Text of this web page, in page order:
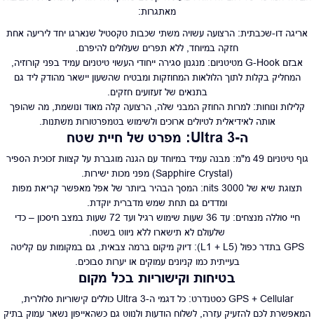
מאתגרות:
אריגה דו-שכבתית: הרצועה עשויה משתי שכבות טקסטיל שנארגו יחד ליריעה אחת
חזקה במיוחד, ללא תפרים שעלולים להיפרם.
אבזם G-Hook מטיטניום: מנגנון סגירה ייחודי העשוי טיטניום עמיד בפני קורוזיה,
המחליק בקלות לתוך הלולאות המחוזקות ומבטיח שהשעון יישאר מהודק ליד גם
בתנאים של זעזועים חזקים.
קלילות ונוחות: למרות החוזק המבני שלה, הרצועה קלה מאוד ונושמת, מה שהופך
אותה לאידיאלית לטיולים ארוכים ולשימוש בטמפרטורות משתנות.
ה-Ultra 3: מפרט של חיית שטח
גוף טיטניום 49 מ"מ: מבנה עמיד במיוחד עם הגנה מוגברת על קצוות זכוכית הספיר
(Sapphire Crystal) מפני מכות ישירות.
תצוגת שיא של 3000 nits: המסך הבהיר ביותר של אפל מאפשר קריאת מפות
ומדדים גם תחת שמש מדברית יוקדת.
חיי סוללה מנצחים: עד 36 שעות שימוש רגיל ועד 72 שעות במצב חיסכון – כדי
שלעולם לא תישארו ללא ניווט בשטח.
GPS בתדר כפול (L1 + L5): דיוק מיקום ברמה צבאית, גם במקומות עם קליטה
בעייתית כמו קניונים עמוקים או יערות סבוכים.
בטיחות וקישוריות בכל מקום
GPS + Cellular כסטנדרט: כל דגמי ה-Ultra 3 כוללים קישוריות סלולרית,
המאפשרת לכם להזעיק עזרה, לשלוח הודעות ולנווט גם כשהאייפון נשאר עמוק בתיק